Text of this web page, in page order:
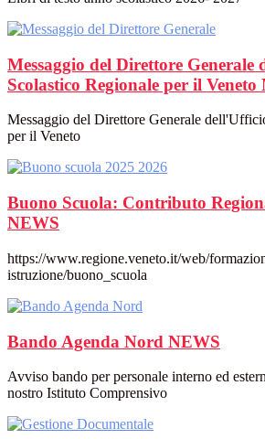
Messaggio del Direttore Generale
Scolastico Regionale per il Veneto
Messaggio del Direttore Generale
per il Veneto
Buono Scuola: Contributo
NEWS
https://www.regione.veneto.it/web/
istruzione/buono_scuola
Bando Agenda Nord NEWS
Avviso bando per personale interno ed
nostro Istituto Comprensivo